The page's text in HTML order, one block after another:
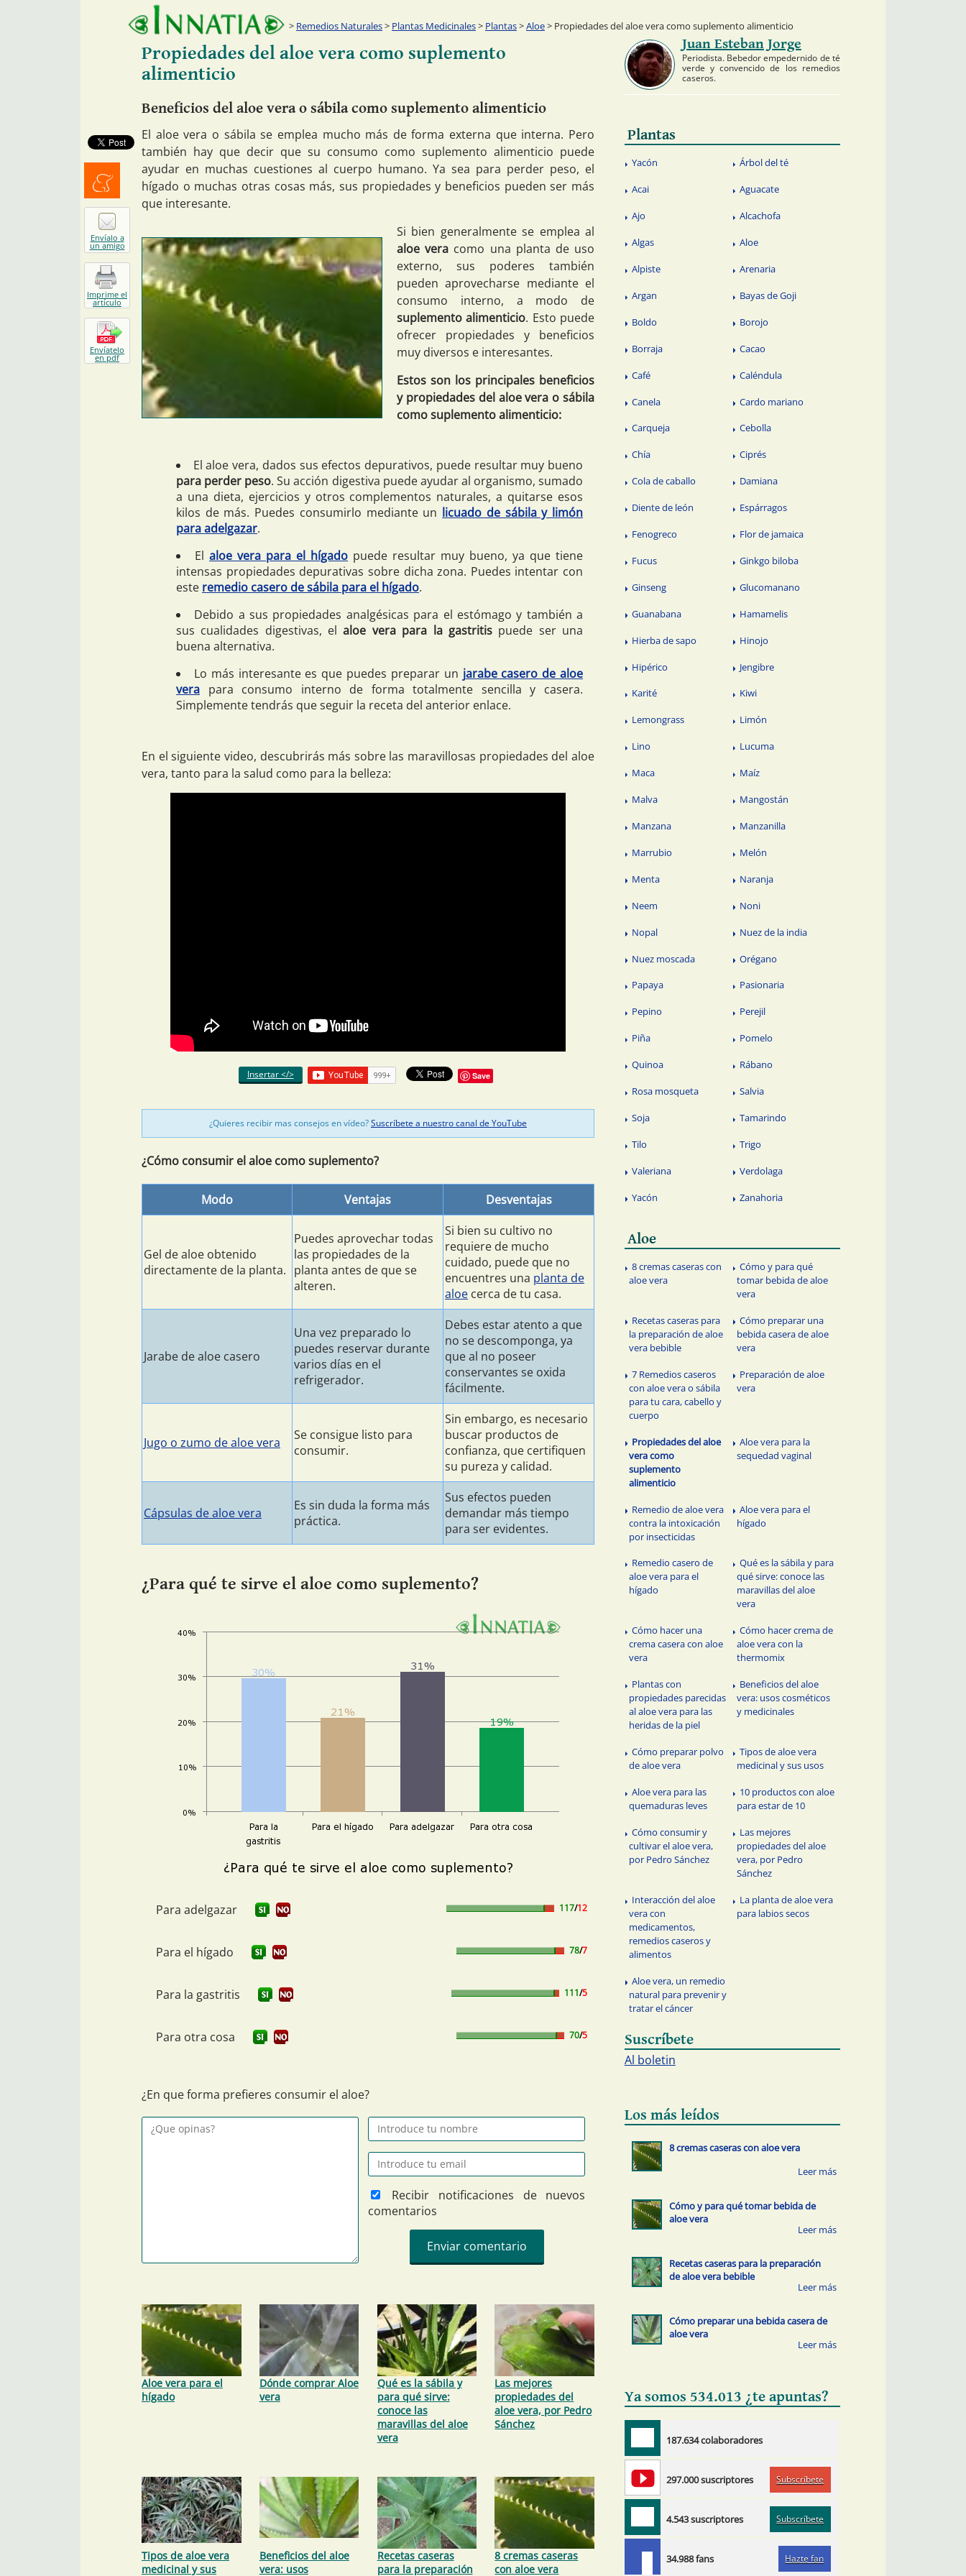
Remedios Naturales> Plantas Medicinales> Plantas>Aloe> Propiedades del aloe vera como suplemento alimenticio
Propiedades del aloe vera como suplemento
alimenticio
Beneficios del aloe vera o sábila como suplemento alimenticio
El aloe vera o sábila se emplea mucho más de forma externa que interna. Pero
también hay que decir que su consumo como suplemento alimenticio puede
ayudar en muchas cuestiones al cuerpo humano. Ya sea para perder peso, el
hígado o muchas otras cosas más, sus propiedades y beneficios pueden ser más
que interesante.
Si bien generalmente se emplea al
aloe vera como una planta de uso
externo, sus poderes también
pueden aprovecharse mediante el
consumo interno, a modo de
suplemento alimenticio. Esto puede
ofrecer propiedades y beneficios
muy diversos e interesantes.
Estos son los principales beneficios
y propiedades del aloe vera o sábila
como suplemento alimenticio:
El aloe vera, dados sus efectos depurativos, puede resultar muy bueno
para perder peso. Su acción digestiva puede ayudar al organismo, sumado
a una dieta, ejercicios y otros complementos naturales, a quitarse esos
kilos de más. Puedes consumirlo mediante un licuado de sábila y limón
para adelgazar.
El aloe vera para el hígado puede resultar muy bueno, ya que tiene
intensas propiedades depurativas sobre dicha zona. Puedes intentar con
este remedio casero de sábila para el hígado.
Debido a sus propiedades analgésicas para el estómago y también a
sus cualidades digestivas, elaloe vera para la gastritispuede ser una
buena alternativa.
Lo más interesante es que puedes preparar un jarabe casero de aloe
vera para consumo interno de forma totalmente sencilla y casera.
Simplemente tendrás que seguir la receta del anterior enlace.
En el siguiente video, descubrirás más sobre las maravillosas propiedades del aloe
vera, tanto para la salud como para la belleza:
Insertar </> Save
¿Quieres recibir mas consejos en vídeo?Suscríbete a nuestro canal de YouTube
¿Cómo consumir el aloe como suplemento?
Modo Ventajas Desventajas
Gel de aloe obtenido
directamente de la planta.
Puedes aprovechar todas
las propiedades de la
planta antes de que se
alteren.
Si bien su cultivo no
requiere de mucho
cuidado, puede que no
encuentres una planta de
aloe cerca de tu casa.
Jarabe de aloe casero
Una vez preparado lo
puedes reservar durante
varios días en el
refrigerador.
Debes estar atento a que
no se descomponga, ya
que al no poseer
conservantes se oxida
fácilmente.
Jugo o zumo de aloe vera
Se consigue listo para
consumir.
Sin embargo, es necesario
buscar productos de
confianza, que certifiquen
su pureza y calidad.
Cápsulas de aloe vera
Es sin duda la forma más
práctica.
Sus efectos pueden
demandar más tiempo
para ser evidentes.
¿Para qué te sirve el aloe como suplemento?
Para adelgazar 117/12
Para el hígado 78/7
Para la gastritis 111/5
Para otra cosa 70/5
¿En que forma prefieres consumir el aloe?
Recibir notificaciones de nuevos
comentarios
Aloe vera para el
hígado
Dónde comprar Aloe
vera
Qué es la sábila y
para qué sirve:
conoce las
maravillas del aloe
vera
Las mejores
propiedades del
aloe vera, por Pedro
Sánchez
Tipos de aloe vera
medicinal y sus
Beneficios del aloe
vera: usos
Recetas caseras
para la preparación
8 cremas caseras
con aloe vera
Juan Esteban Jorge
Periodista. Bebedor empedernido de té
verde y convencido de los remedios
caseros.
Plantas
Yacón Árbol del té
Acai Aguacate
Ajo Alcachofa
Algas Aloe
Alpiste Arenaria
Argan Bayas de Goji
Boldo Borojo
Borraja Cacao
Café Caléndula
Canela Cardo mariano
Carqueja Cebolla
Chía Ciprés
Cola de caballo Damiana
Diente de león Espárragos
Fenogreco Flor de jamaica
Fucus Ginkgo biloba
Ginseng Glucomanano
Guanabana Hamamelis
Hierba de sapo Hinojo
Hipérico Jengibre
Karité Kiwi
Lemongrass Limón
Lino Lucuma
Maca Maíz
Malva Mangostán
Manzana Manzanilla
Marrubio Melón
Menta Naranja
Neem Noni
Nopal Nuez de la india
Nuez moscada Orégano
Papaya Pasionaria
Pepino Perejil
Piña Pomelo
Quinoa Rábano
Rosa mosqueta Salvia
Soja Tamarindo
Tilo Trigo
Valeriana Verdolaga
Yacón Zanahoria
Aloe
8 cremas caseras con
aloe vera
Cómo y para qué
tomar bebida de aloe
vera
Recetas caseras para
la preparación de aloe
vera bebible
Cómo preparar una
bebida casera de aloe
vera
7 Remedios caseros
con aloe vera o sábila
para tu cara, cabello y
cuerpo
Preparación de aloe
vera
Propiedades del aloe
vera como
suplemento
alimenticio
Aloe vera para la
sequedad vaginal
Remedio de aloe vera
contra la intoxicación
por insecticidas
Aloe vera para el
hígado
Remedio casero de
aloe vera para el
hígado
Qué es la sábila y para
qué sirve: conoce las
maravillas del aloe
vera
Cómo hacer una
crema casera con aloe
vera
Cómo hacer crema de
aloe vera con la
thermomix
Plantas con
propiedades parecidas
al aloe vera para las
heridas de la piel
Beneficios del aloe
vera: usos cosméticos
y medicinales
Cómo preparar polvo
de aloe vera
Tipos de aloe vera
medicinal y sus usos
Aloe vera para las
quemaduras leves
10 productos con aloe
para estar de 10
Cómo consumir y
cultivar el aloe vera,
por Pedro Sánchez
Las mejores
propiedades del aloe
vera, por Pedro
Sánchez
Interacción del aloe
vera con
medicamentos,
remedios caseros y
alimentos
La planta de aloe vera
para labios secos
Aloe vera, un remedio
natural para prevenir y
tratar el cáncer
Suscríbete
Al boletin
Los más leídos
8 cremas caseras con aloe vera
Cómo y para qué tomar bebida de
aloe vera
Recetas caseras para la preparación
de aloe vera bebible
Cómo preparar una bebida casera de
aloe vera
Ya somos 534.013 ¿te apuntas?
187.634 colaboradores
297.000 suscriptores Subscríbete
4.543 suscriptores Subscríbete
34.988 fans Hazte fan
Menéalo
Envíalo a
un amigo
Imprime el
artículo
Envíatelo
en pdf